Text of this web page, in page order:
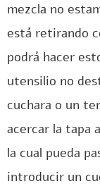
mezcla no
está retirando
podrá hacer
utensilio no
cuchara o un
acercar la tapa
la cual pueda
introducir un